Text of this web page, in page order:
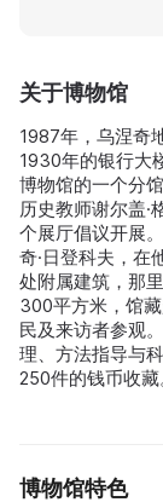
关于博物馆
1987年，乌涅奇
1930年的银行大
博物馆的一个分
历史教师谢尔盖·
个展厅倡议开展
奇·日登科夫，在
处附属建筑，那
300平方米，馆
民及来访者参观
理、方法指导与
250件的钱币收藏
博物馆特色